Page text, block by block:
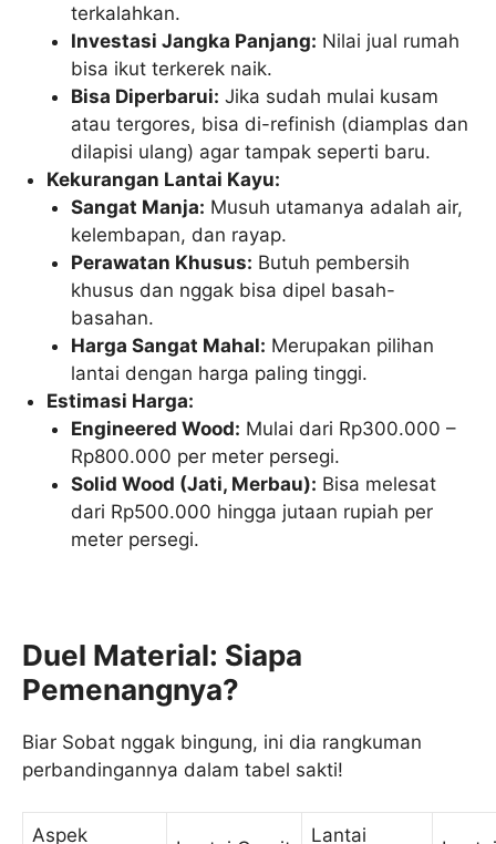
terkalahkan.
Investasi Jangka Panjang: Nilai jual rumah
bisa ikut terkerek naik.
Bisa Diperbarui: Jika sudah mulai kusam
atau tergores, bisa di-refinish (diamplas dan
dilapisi ulang) agar tampak seperti baru.
Kekurangan Lantai Kayu:
Sangat Manja: Musuh utamanya adalah air,
kelembapan, dan rayap.
Perawatan Khusus: Butuh pembersih
khusus dan nggak bisa dipel basah-
basahan.
Harga Sangat Mahal: Merupakan pilihan
lantai dengan harga paling tinggi.
Estimasi Harga:
Engineered Wood: Mulai dari Rp300.000 –
Rp800.000 per meter persegi.
Solid Wood (Jati, Merbau): Bisa melesat
dari Rp500.000 hingga jutaan rupiah per
meter persegi.
Duel Material: Siapa
Pemenangnya?
Biar Sobat nggak bingung, ini dia rangkuman
perbandingannya dalam tabel sakti!
Aspek Lantai